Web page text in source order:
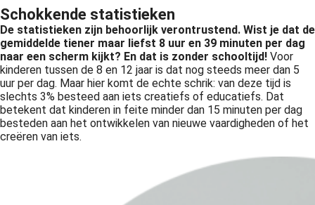
Schokkende statistieken
De statistieken zijn behoorlijk verontrustend. Wist je dat de
gemiddelde tiener maar liefst 8 uur en 39 minuten per dag
naar een scherm kijkt? En dat is zonder schooltijd! Voor
kinderen tussen de 8 en 12 jaar is dat nog steeds meer dan 5
uur per dag. Maar hier komt de echte schrik: van deze tijd is
slechts 3% besteed aan iets creatiefs of educatiefs. Dat
betekent dat kinderen in feite minder dan 15 minuten per dag
besteden aan het ontwikkelen van nieuwe vaardigheden of het
creëren van iets.